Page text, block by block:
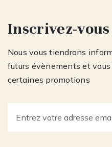
Inscrivez-
Nous vous tiendrons
futurs évènements et
certaines promotions